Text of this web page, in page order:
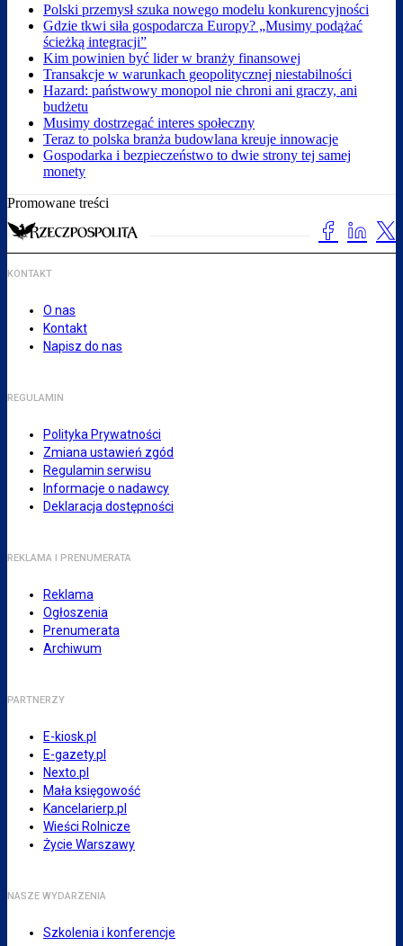
Polski przemysł szuka nowego modelu konkurencyjności
Gdzie tkwi siła gospodarcza Europy? „Musimy podążać
ścieżką integracji”
Kim powinien być lider w branży finansowej
Transakcje w warunkach geopolitycznej niestabilności
Hazard: państwowy monopol nie chroni ani graczy, ani
budżetu
Musimy dostrzegać interes społeczny
Teraz to polska branża budowlana kreuje innowacje
Gospodarka i bezpieczeństwo to dwie strony tej samej
monety
Promowane treści
KONTAKT
O nas
Kontakt
Napisz do nas
REGULAMIN
Polityka Prywatności
Zmiana ustawień zgód
Regulamin serwisu
Informacje o nadawcy
Deklaracja dostępności
REKLAMA I PRENUMERATA
Reklama
Ogłoszenia
Prenumerata
Archiwum
PARTNERZY
E-kiosk.pl
E-gazety.pl
Nexto.pl
Mała księgowość
Kancelarierp.pl
Wieści Rolnicze
Życie Warszawy
NASZE WYDARZENIA
Szkolenia i konferencje